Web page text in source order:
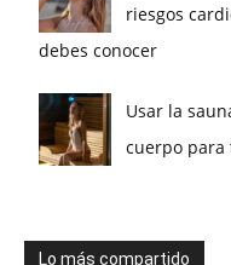
riesgos
debes conocer
Usar la
cuerpo para
Lo más compartido